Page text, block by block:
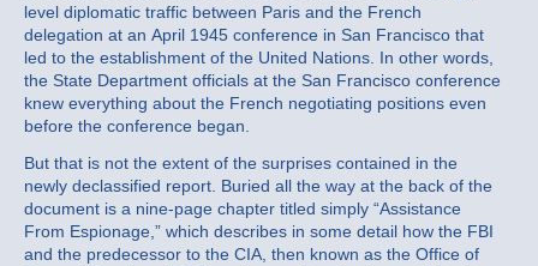
level diplomatic traffic between Paris and the French
delegation at an April 1945 conference in San Francisco that
led to the establishment of the United Nations. In other words,
the State Department officials at the San Francisco conference
knew everything about the French negotiating positions even
before the conference began.
But that is not the extent of the surprises contained in the
newly declassified report. Buried all the way at the back of the
document is a nine-page chapter titled simply “Assistance
From Espionage,” which describes in some detail how the FBI
and the predecessor to the CIA, then known as the Office of